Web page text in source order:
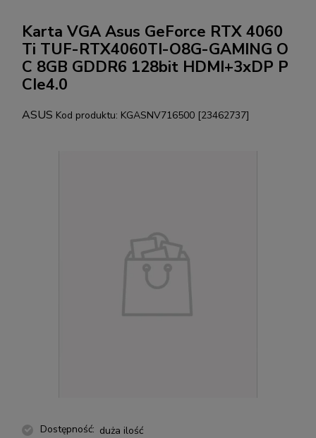
Karta VGA Asus GeForce RTX 4060
Ti TUF-RTX4060TI-O8G-GAMING O
C 8GB GDDR6 128bit HDMI+3xDP P
CIe4.0
ASUS Kod produktu: KGASNV716500 [23462737]
Dostępność: duża ilość